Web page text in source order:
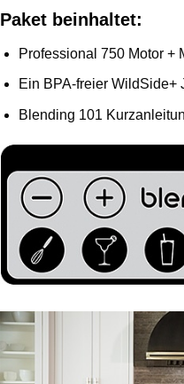
Paket beinhaltet:
Professional 750 Motor +
Ein BPA-freier WildSide+
Blending 101